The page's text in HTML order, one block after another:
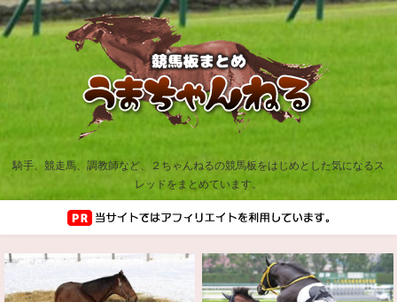
騎手、競走馬、調教師など、２ちゃんねるの競馬板をはじめとした気になるス
レッドをまとめています。